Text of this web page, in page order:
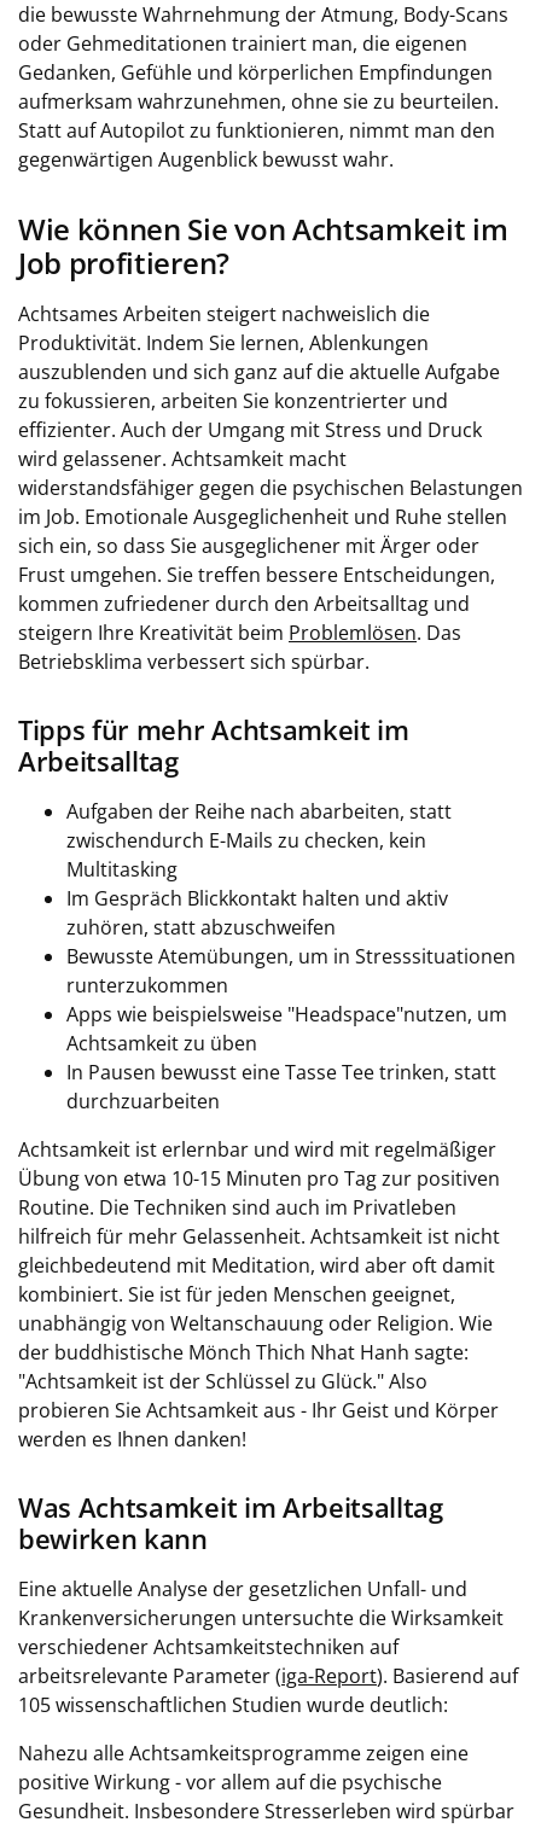
die bewusste Wahrnehmung der Atmung, Body-Scans
oder Gehmeditationen trainiert man, die eigenen
Gedanken, Gefühle und körperlichen Empfindungen
aufmerksam wahrzunehmen, ohne sie zu beurteilen.
Statt auf Autopilot zu funktionieren, nimmt man den
gegenwärtigen Augenblick bewusst wahr.
Wie können Sie von Achtsamkeit im
Job profitieren?
Achtsames Arbeiten steigert nachweislich die
Produktivität. Indem Sie lernen, Ablenkungen
auszublenden und sich ganz auf die aktuelle Aufgabe
zu fokussieren, arbeiten Sie konzentrierter und
effizienter. Auch der Umgang mit Stress und Druck
wird gelassener. Achtsamkeit macht
widerstandsfähiger gegen die psychischen Belastungen
im Job. Emotionale Ausgeglichenheit und Ruhe stellen
sich ein, so dass Sie ausgeglichener mit Ärger oder
Frust umgehen. Sie treffen bessere Entscheidungen,
kommen zufriedener durch den Arbeitsalltag und
steigern Ihre Kreativität beim Problemlösen. Das
Betriebsklima verbessert sich spürbar.
Tipps für mehr Achtsamkeit im
Arbeitsalltag
Aufgaben der Reihe nach abarbeiten, statt
zwischendurch E-Mails zu checken, kein
Multitasking
Im Gespräch Blickkontakt halten und aktiv
zuhören, statt abzuschweifen
Bewusste Atemübungen, um in Stresssituationen
runterzukommen
Apps wie beispielsweise "Headspace"nutzen, um
Achtsamkeit zu üben
In Pausen bewusst eine Tasse Tee trinken, statt
durchzuarbeiten
Achtsamkeit ist erlernbar und wird mit regelmäßiger
Übung von etwa 10-15 Minuten pro Tag zur positiven
Routine. Die Techniken sind auch im Privatleben
hilfreich für mehr Gelassenheit. Achtsamkeit ist nicht
gleichbedeutend mit Meditation, wird aber oft damit
kombiniert. Sie ist für jeden Menschen geeignet,
unabhängig von Weltanschauung oder Religion. Wie
der buddhistische Mönch Thich Nhat Hanh sagte:
"Achtsamkeit ist der Schlüssel zu Glück."Also
probieren Sie Achtsamkeit aus - Ihr Geist und Körper
werden es Ihnen danken!
Was Achtsamkeit im Arbeitsalltag
bewirken kann
Eine aktuelle Analyse der gesetzlichen Unfall- und
Krankenversicherungen untersuchte die Wirksamkeit
verschiedener Achtsamkeitstechniken auf
arbeitsrelevante Parameter (iga-Report). Basierend auf
105 wissenschaftlichen Studien wurde deutlich:
Nahezu alle Achtsamkeitsprogramme zeigen eine
positive Wirkung - vor allem auf die psychische
Gesundheit. Insbesondere Stresserleben wird spürbar